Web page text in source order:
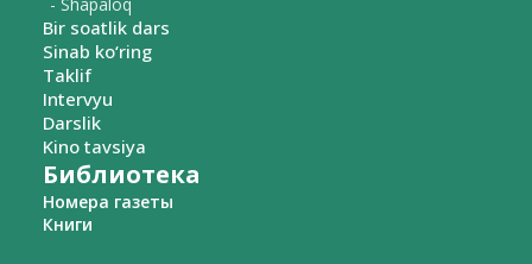
Bir soatlik dars
Sinab ko‘ring
Taklif
Intervyu
Darslik
Kino tavsiya
Библиотека
Номера газеты
Книги